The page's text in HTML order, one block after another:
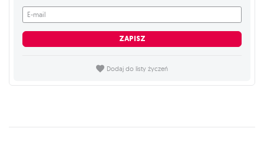
E-mail
ZAPISZ
Dodaj do listy życzeń